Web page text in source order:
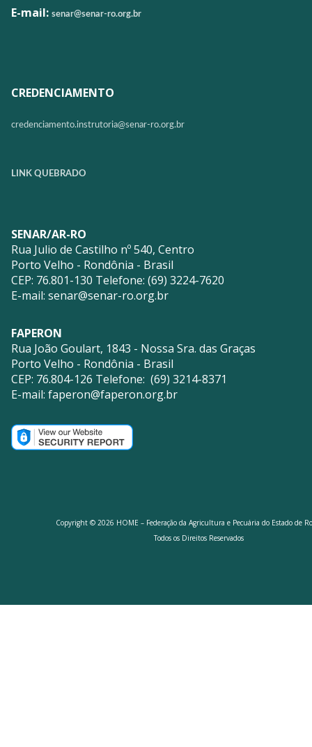
E-mail: senar@senar-ro.org.br
CREDENCIAMENTO
credenciamento.instrutoria@senar-ro.org.br
LINK QUEBRADO
SENAR/AR-RO
Rua Julio de Castilho nº 540, Centro
Porto Velho - Rondônia - Brasil
CEP: 76.801-130 Telefone: (69) 3224-7620
E-mail: senar@senar-ro.org.br
FAPERON
Rua João Goulart, 1843 - Nossa Sra. das Graças
Porto Velho - Rondônia - Brasil
CEP: 76.804-126 Telefone: (69) 3214-8371
E-mail: faperon@faperon.org.br
Copyright © 2026 HOME – Federação da Agricultura e Pecuária do Estado de
Todos os Direitos Reservados